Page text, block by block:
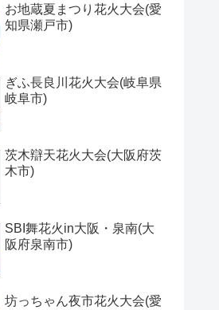
お地蔵夏まつり花火大会(愛
知県瀬戸市)
ぎふ長良川花火大会(岐阜県
岐阜市)
茨木辯天花火大会(大阪府茨
木市)
SBI舞花火in大阪・泉南(大
阪府泉南市)
坊っちゃん夜市花火大会(愛